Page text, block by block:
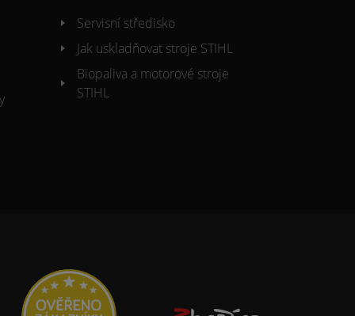
Servisní středisko
Jak uskladňovat stroje STIHL
Biopaliva a motorové stroje
STIHL